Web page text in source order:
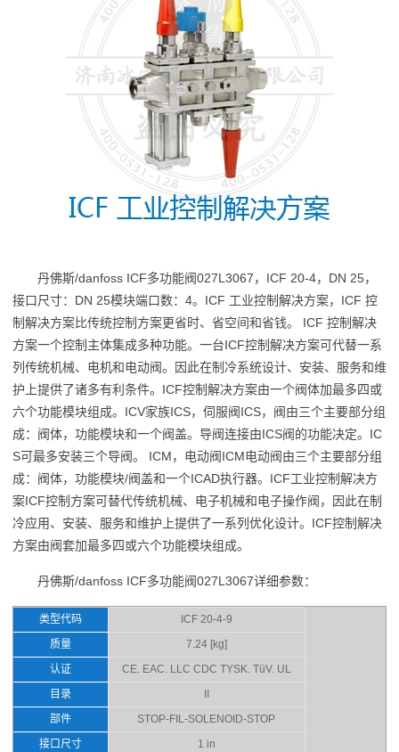
丹佛斯/danfoss ICF多功能阀027L3067，ICF 20-4，DN 25，
接口尺寸：DN 25模块端口数：4。ICF 工业控制解决方案，ICF 控
制解决方案比传统控制方案更省时、省空间和省钱。 ICF 控制解决
方案一个控制主体集成多种功能。一台ICF控制解决方案可代替一系
列传统机械、电机和电动阀。因此在制冷系统设计、安装、服务和维
护上提供了诸多有利条件。ICF控制解决方案由一个阀体加最多四或
六个功能模块组成。ICV家族ICS，伺服阀ICS，阀由三个主要部分组
成：阀体，功能模块和一个阀盖。导阀连接由ICS阀的功能决定。IC
S可最多安装三个导阀。 ICM，电动阀ICM电动阀由三个主要部分组
成：阀体，功能模块/阀盖和一个ICAD执行器。ICF工业控制解决方
案ICF控制方案可替代传统机械、电子机械和电子操作阀，因此在制
冷应用、安装、服务和维护上提供了一系列优化设计。ICF控制解决
方案由阀套加最多四或六个功能模块组成。
丹佛斯/danfoss ICF多功能阀027L3067详细参数：
类型代码
ICF 20-4-9
质量
7.24 [kg]
认证
CE. EAC. LLC CDC TYSK. TüV. UL
目录
部件
STOP-FIL-SOLENOID-STOP
接口尺寸
1 in